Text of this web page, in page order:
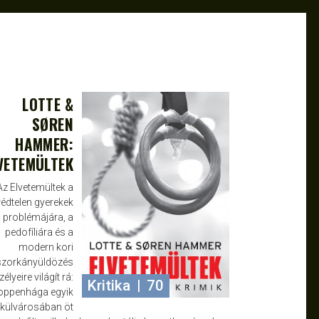
ATTILA
OKT 9, 2013
Kritika | 70
LOTTE &
SØREN
HAMMER:
Elvetemültek a
gyerekek
problémájára, a
pedofíliára és a
modern kori
világít rá:
egyik
külvárosában öt